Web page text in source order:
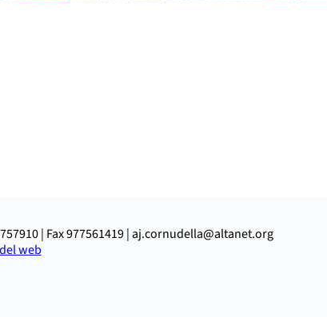
| Fax 977561419 | aj.cornudella@altanet.org
web